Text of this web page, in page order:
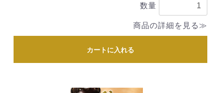
数量
商品の詳細を見る≫
カートに入れる